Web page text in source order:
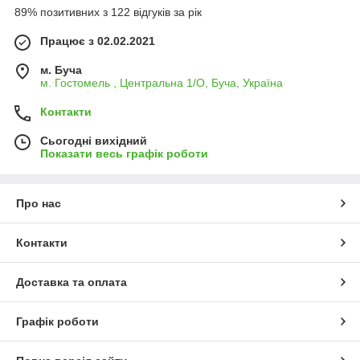
89% позитивних з 122 відгуків за рік
Працює з 02.02.2021
м. Буча
м. Гостомель , Центральна 1/О, Буча, Україна
Контакти
Сьогодні вихідний
Показати весь графік роботи
Про нас
Контакти
Доставка та оплата
Графік роботи